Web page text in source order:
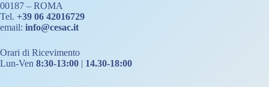
00187 – ROMA
Tel. +39 06 42016729
email: info@cesac.it
Orari di Ricevimento
Lun-Ven 8:30-13:00 | 14.30-18:00